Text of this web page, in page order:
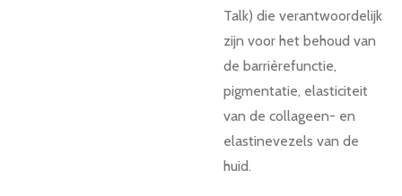
Talk) die verantwoordelijk
zijn voor het behoud van
de barrièrefunctie,
pigmentatie, elasticiteit
van de collageen- en
elastinevezels van de
huid.